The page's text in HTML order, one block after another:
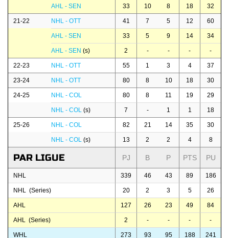
AHL - SEN 33 10 8 18 32
21-22 NHL - OTT 41 7 5 12 60
AHL - SEN 33 5 9 14 34
AHL - SEN (s) 2 - - - -
22-23 NHL - OTT 55 1 3 4 37
23-24 NHL - OTT 80 8 10 18 30
24-25 NHL - COL 80 8 11 19 29
NHL - COL (s) 7 - 1 1 18
25-26 NHL - COL 82 21 14 35 30
NHL - COL (s) 13 2 2 4 8
PAR LIGUE PJ B P PTS PU
NHL 339 46 43 89 186
NHL (Series) 20 2 3 5 26
AHL 127 26 23 49 84
AHL (Series) 2 - - - -
WHL 273 93 95 188 241